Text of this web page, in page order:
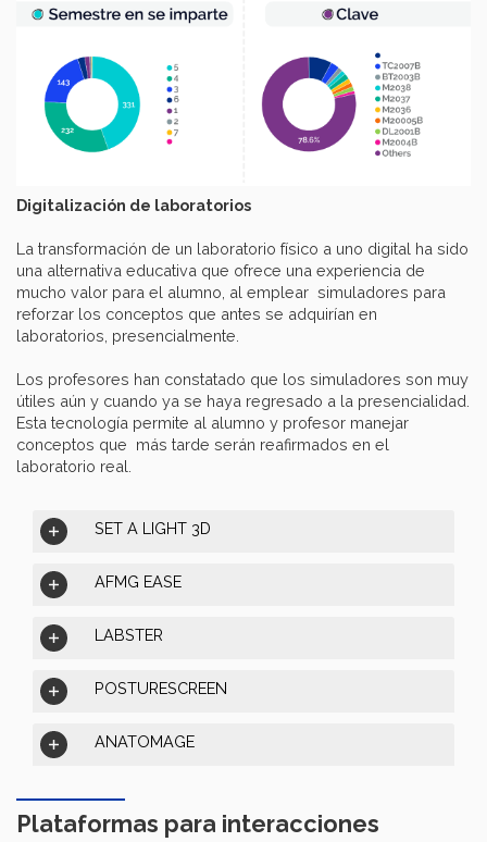
Digitalización de laboratorios
La transformación de un laboratorio físico a uno digital ha sido
una alternativa educativa que ofrece una experiencia de
mucho valor para el alumno, al emplear simuladores para
reforzar los conceptos que antes se adquirían en
laboratorios, presencialmente.
Los profesores han constatado que los simuladores son muy
útiles aún y cuando ya se haya regresado a la presencialidad.
Esta tecnología permite al alumno y profesor manejar
conceptos que más tarde serán reafirmados en el
laboratorio real.
SET A LIGHT 3D
AFMG EASE
LABSTER
POSTURESCREEN
ANATOMAGE
Plataformas para interacciones